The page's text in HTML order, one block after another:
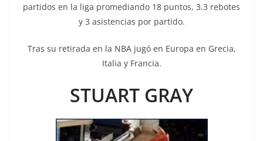
partidos en la liga promediando 18 puntos, 3.3 rebotes
y 3 asistencias por partido.
Tras su retirada en la NBA jugó en Europa en Grecia,
Italia y Francia.
STUART GRAY